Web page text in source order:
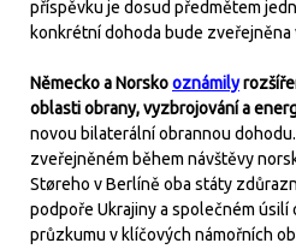
příspěvku je dosud předmětem
konkrétní dohoda bude zveřejněna
Německo a Norskooznámily
oblasti obrany, vyzbrojování a
novou bilaterální obrannou
zveřejněném během návštěvy
Støreho v Berlíně oba státy
podpoře Ukrajiny a společném úsilí
průzkumu v klíčových námořních